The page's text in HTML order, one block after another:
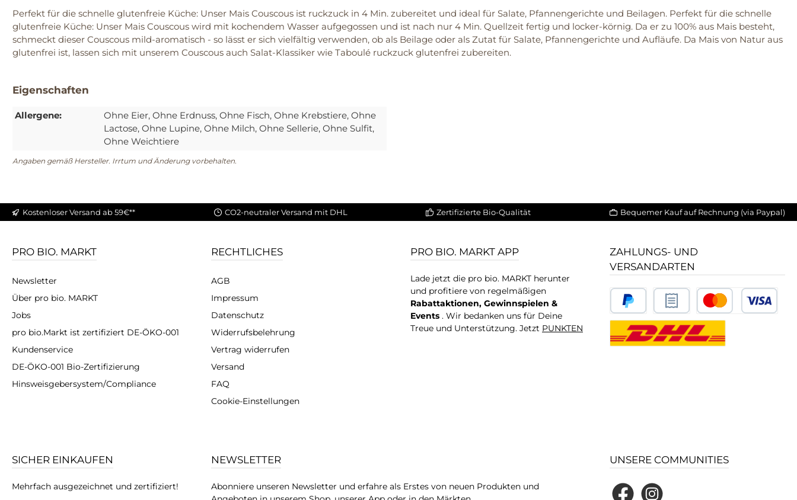
Perfekt für die schnelle glutenfreie Küche: Unser Mais Couscous ist ruckzuck in 4 Min. zubereitet und ideal für Salate, Pfannengerichte und Beilagen. Perfekt für die schnelle
glutenfreie Küche: Unser Mais Couscous wird mit kochendem Wasser aufgegossen und ist nach nur 4 Min. Quellzeit fertig und locker-körnig. Da er zu 100% aus Mais besteht,
schmeckt dieser Couscous mild-aromatisch - so lässt er sich vielfältig verwenden, ob als Beilage oder als Zutat für Salate, Pfannengerichte und Aufläufe. Da Mais von Natur aus
glutenfrei ist, lassen sich mit unserem Couscous auch Salat-Klassiker wie Taboulé ruckzuck glutenfrei zubereiten.
Eigenschaften
Allergene: Ohne Eier, Ohne Erdnuss, Ohne Fisch, Ohne Krebstiere, Ohne
Lactose, Ohne Lupine, Ohne Milch, Ohne Sellerie, Ohne Sulfit,
Ohne Weichtiere
Angaben gemäß Hersteller. Irrtum und Änderung vorbehalten.
Kostenloser Versand ab 59€** CO2-neutraler Versand mit DHL Zertifizierte Bio-Qualität Bequemer Kauf auf Rechnung (via Paypal)
PRO BIO. MARKT
Newsletter
Über pro bio. MARKT
Jobs
pro bio.Markt ist zertifiziert DE-ÖKO-001
Kundenservice
DE-ÖKO-001 Bio-Zertifizierung
Hinsweisgebersystem/Compliance
RECHTLICHES
AGB
Impressum
Datenschutz
Widerrufsbelehrung
Vertrag widerrufen
Versand
FAQ
Cookie-Einstellungen
PRO BIO. MARKT APP
Lade jetzt die pro bio. MARKT herunter
und profitiere von regelmäßigen
Rabattaktionen, Gewinnspielen &
Events . Wir bedanken uns für Deine
Treue und Unterstützung. Jetzt PUNKTEN
ZAHLUNGS- UND
VERSANDARTEN
SICHER EINKAUFEN
Mehrfach ausgezeichnet und zertifiziert!
NEWSLETTER
Abonniere unseren Newsletter und erfahre als Erstes von neuen Produkten und
UNSERE COMMUNITIES